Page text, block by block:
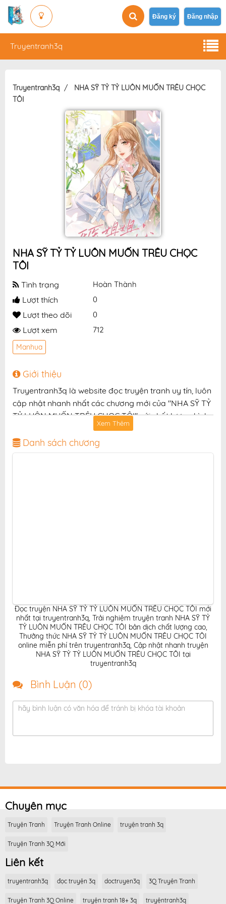
Đăng ký Đăng nhập
Truyentranh3q
Truyentranh3q
NHA SỸ TỶ TỶ LUÔN MUỐN TRÊU CHỌC
TÔI
NHA SỸ TỶ TỶ LUÔN MUỐN TRÊU CHỌC
TÔI
Tình trạng Hoàn Thành
Lượt thích 0
Lượt theo dõi 0
Lượt xem 712
Manhua
Giới thiệu
Truyentranh3q là website đọc truyện tranh uy tín, luôn
cập nhật nhanh nhất các chương mới của "NHA SỸ TỶ
TỶ LUÔN MUỐN TRÊU CHỌC TÔI" với chất lượng hình
ảnh sắc nét, bản dịch chuẩn và giao diện thân thiện,
mang đến trải nghiệm đọc truyện hấp dẫn, tiện lợi,
hoàn toàn miễn phí cho độc giả yêu thích truyện tranh
Xem Thêm
Danh sách chương
Đọc truyện NHA SỸ TỶ TỶ LUÔN MUỐN TRÊU CHỌC TÔI mới
nhất tại truyentranh3q, Trải nghiệm truyện tranh NHA SỸ TỶ
TỶ LUÔN MUỐN TRÊU CHỌC TÔI bản dịch chất lượng cao,
Thưởng thức NHA SỸ TỶ TỶ LUÔN MUỐN TRÊU CHỌC TÔI
online miễn phí trên truyentranh3q, Cập nhật nhanh truyện
NHA SỸ TỶ TỶ LUÔN MUỐN TRÊU CHỌC TÔI tại
truyentranh3q
Bình Luận (0)
hãy bình luận có văn hóa để tránh bị khóa tài khoản
Chuyên mục
Truyện Tranh Truyện Tranh Online truyện tranh 3q
Truyện Tranh 3Q Mới
Liên kết
truyentranh3q đọc truyện 3q doctruyen3q 3Q Truyện Tranh
Truyện Tranh 3Q Online truyện tranh 18+ 3q truyệntranh3q